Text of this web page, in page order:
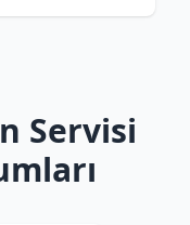
Servisi